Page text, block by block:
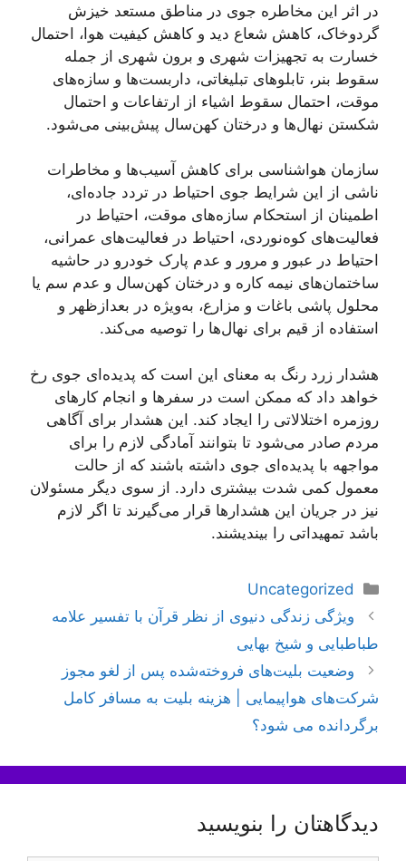
در اثر این مخاطره جوی در مناطق مستعد خیزش
گردوخاک، کاهش شعاع دید و کاهش کیفیت هوا، احتمال
خسارت به تجهیزات شهری و برون شهری از جمله
سقوط بنر، تابلوهای تبلیغاتی، داربست‌ها و سازه‌های
موقت، احتمال سقوط اشیاء از ارتفاعات و احتمال
شکستن نهال‌ها و درختان کهن‌سال پیش‌بینی می‌شود.
سازمان هواشناسی برای کاهش آسیب‌ها و مخاطرات
ناشی از این شرایط جوی احتیاط در تردد جاده‌ای،
اطمینان از استحکام سازه‌های موقت، احتیاط در
فعالیت‌های کوه‌نوردی، احتیاط در فعالیت‌های عمرانی،
احتیاط در عبور و مرور و عدم پارک خودرو در حاشیه
ساختمان‌های نیمه کاره و درختان کهن‌سال و عدم سم یا
محلول پاشی باغات و مزارع، به‌ویژه در بعدازظهر و
استفاده از قیم برای نهال‌ها را توصیه می‌کند.
هشدار زرد رنگ به معنای این است که پدیده‌ای جوی رخ
خواهد داد که ممکن است در سفرها و انجام کارهای
روزمره اختلالاتی را ایجاد کند. این هشدار برای آگاهی
مردم صادر می‌شود تا بتوانند آمادگی لازم را برای
مواجهه با پدیده‌ای جوی داشته باشند که از حالت
معمول کمی شدت بیشتری دارد. از سوی دیگر مسئولان
نیز در جریان این هشدارها قرار می‌گیرند تا اگر لازم
باشد تمهیداتی را بیندیشند.
دسته‌ها
Uncategorized
ناوبری
نوشته‌ها
ویژگی زندگی دنیوی از نظر قرآن با تفسیر علامه
طباطبایی و شیخ بهایی
وضعیت بلیت‌های فروخته‌شده پس از لغو مجوز
شرکت‌های هواپیمایی | هزینه بلیت به مسافر کامل
برگردانده می شود؟
دیدگاهتان را بنویسید